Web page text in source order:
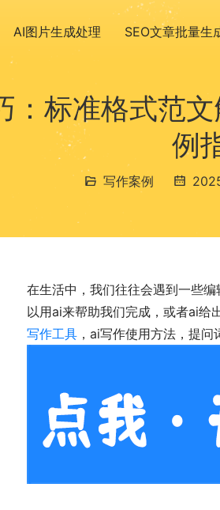
AI图片生成处理 SEO文章批量生
：标准格式范
例
写作案例
在生活中，我们往往会遇到一些
以用ai来帮助我们完成，或者ai给
写作工具 ，ai写作使用方法，提问